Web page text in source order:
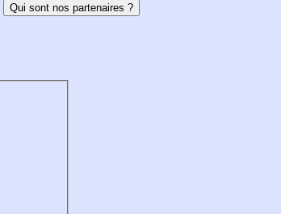
Qui sont nos partenaires ?